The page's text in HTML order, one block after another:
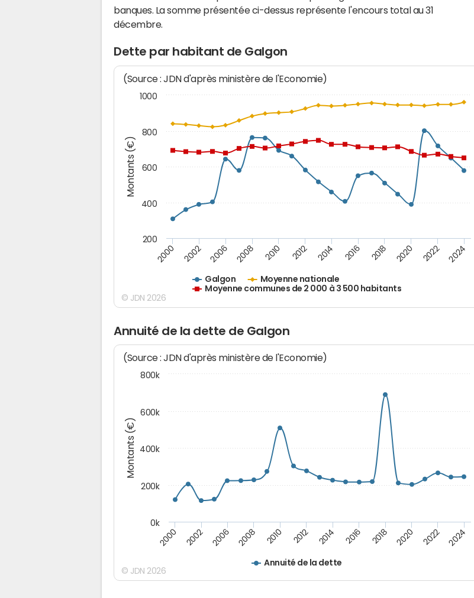
banques. La somme présentée ci-dessus représente l'encours total au 31
décembre.
Dette par habitant de Galgon
Montants (€)
(Source : JDN d'après ministère de l'Economie)
Galgon
Moyenne nationale
Moyenne communes de 2 000 à 3 500 habitants
2000 2002 2006 2008 2010 2012 2014 2016 2018 2020 2022 2024
200
400
600
800
1000
© JDN 2026
Annuité de la dette de Galgon
Montants (€)
(Source : JDN d'après ministère de l'Economie)
Annuité de la dette
2000 2002 2006 2008 2010 2012 2014 2016 2018 2020 2022 2024
0k
200k
400k
600k
800k
© JDN 2026